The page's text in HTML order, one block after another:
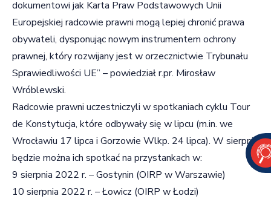
dokumentowi jak Karta Praw Podstawowych Unii
Europejskiej radcowie prawni mogą lepiej chronić prawa
obywateli, dysponując nowym instrumentem ochrony
prawnej, który rozwijany jest w orzecznictwie Trybunału
Sprawiedliwości UE” – powiedział r.pr. Mirosław
Wróblewski.
Radcowie prawni uczestniczyli w spotkaniach cyklu Tour
de Konstytucja, które odbywały się w lipcu (m.in. we
Wrocławiu 17 lipca i Gorzowie Wlkp. 24 lipca). W sierpniu
będzie można ich spotkać na przystankach w:
9 sierpnia 2022 r. – Gostynin (OIRP w Warszawie)
10 sierpnia 2022 r. – Łowicz (OIRP w Łodzi)